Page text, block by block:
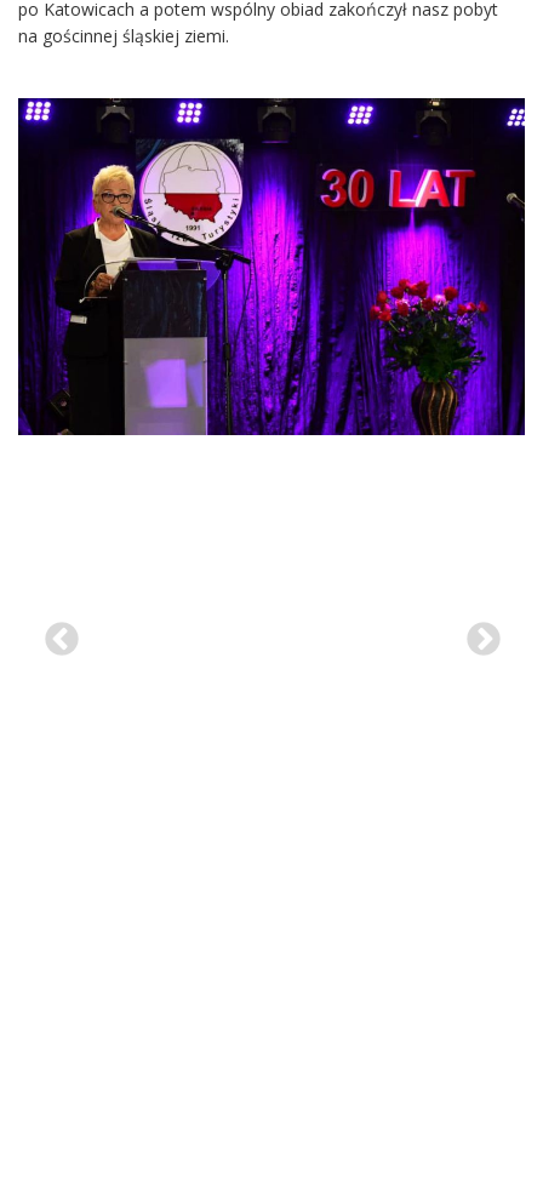
po Katowicach a potem wspólny obiad zakończył nasz pobyt
na gościnnej śląskiej ziemi.